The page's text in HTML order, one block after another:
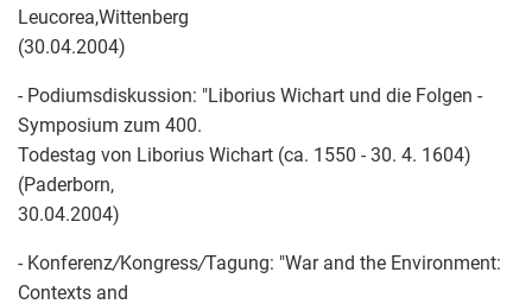
Leucorea,Wittenberg
(30.04.2004)
- Podiumsdiskussion: "Liborius Wichart und die Folgen -
Symposium zum 400.
Todestag von Liborius Wichart (ca. 1550 - 30. 4. 1604)
(Paderborn,
30.04.2004)
- Konferenz/Kongress/Tagung: "War and the Environment:
Contexts and